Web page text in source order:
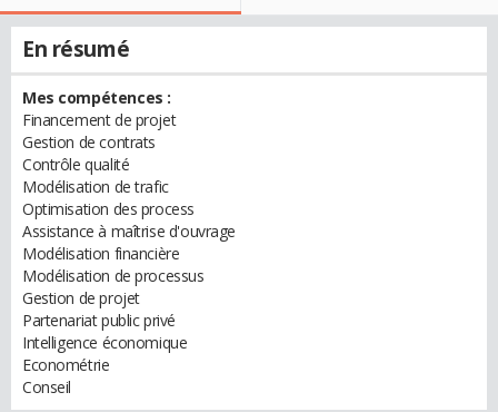
En résumé
Mes compétences :
Financement de projet
Gestion de contrats
Contrôle qualité
Modélisation de trafic
Optimisation des process
Assistance à maîtrise d'ouvrage
Modélisation financière
Modélisation de processus
Gestion de projet
Partenariat public privé
Intelligence économique
Econométrie
Conseil